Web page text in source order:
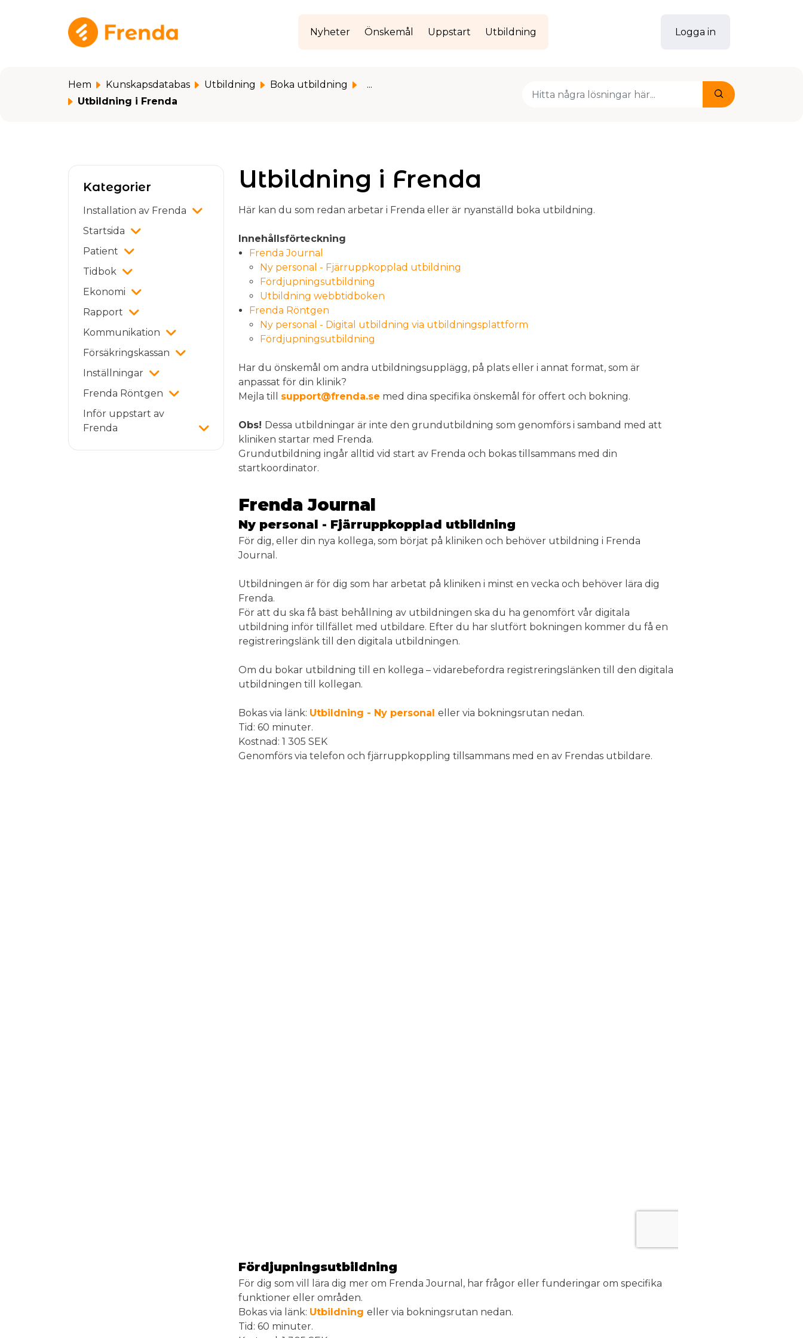
Nyheter Önskemål Uppstart Utbildning Logga in
Hem Kunskapsdatabas Utbildning Boka utbildning
...
Utbildning i Frenda
Kategorier
Installation av Frenda
Startsida
Patient
Tidbok
Ekonomi
Rapport
Kommunikation
Försäkringskassan
Inställningar
Frenda Röntgen
Inför uppstart av
Frenda
Utbildning i Frenda
Här kan du som redan arbetar i Frenda eller är nyanställd boka utbildning.
Innehållsförteckning
Frenda Journal
Ny personal - Fjärruppkopplad utbildning
Fördjupningsutbildning
Utbildning webbtidboken
Frenda Röntgen
Ny personal - Digital utbildning via utbildningsplattform
Fördjupningsutbildning
Har du önskemål om andra utbildningsupplägg, på plats eller i annat format, som är
anpassat för din klinik?
Mejla till support@frenda.se med dina specifika önskemål för offert och bokning.
Obs! Dessa utbildningar är inte den grundutbildning som genomförs i samband med att
kliniken startar med Frenda.
Grundutbildning ingår alltid vid start av Frenda och bokas tillsammans med din
startkoordinator.
Frenda Journal
Ny personal - Fjärruppkopplad utbildning
För dig, eller din nya kollega, som börjat på kliniken och behöver utbildning i Frenda
Journal.
Utbildningen är för dig som har arbetat på kliniken i minst en vecka och behöver lära dig
Frenda.
För att du ska få bäst behållning av utbildningen ska du ha genomfört vår digitala
utbildning inför tillfället med utbildare. Efter du har slutfört bokningen kommer du få en
registreringslänk till den digitala utbildningen.
Om du bokar utbildning till en kollega – vidarebefordra registreringslänken till den digitala
utbildningen till kollegan.
Bokas via länk: Utbildning - Ny personal eller via bokningsrutan nedan.
Tid: 60 minuter.
Kostnad: 1 305 SEK
Genomförs via telefon och fjärruppkoppling tillsammans med en av Frendas utbildare.
Fördjupningsutbildning
För dig som vill lära dig mer om Frenda Journal, har frågor eller funderingar om specifika
funktioner eller områden.
Bokas via länk: Utbildning eller via bokningsrutan nedan.
Tid: 60 minuter.